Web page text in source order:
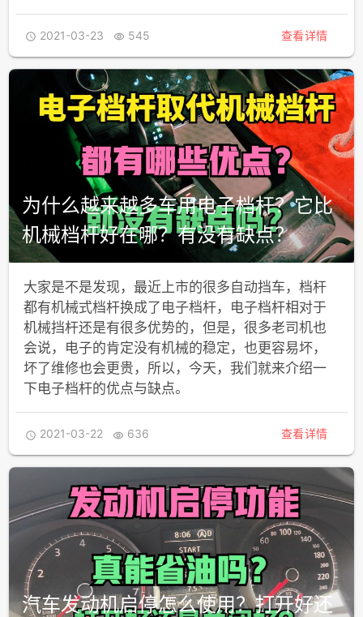
 2021-03-23  545 查看详情
为什么越来越多车用电子档杆？它比
机械档杆好在哪？有没有缺点？
大家是不是发现，最近上市的很多自动挡车，档杆
都有机械式档杆换成了电子档杆，电子档杆相对于
机械挡杆还是有很多优势的，但是，很多老司机也
会说，电子的肯定没有机械的稳定，也更容易坏，
坏了维修也会更贵，所以，今天，我们就来介绍一
下电子档杆的优点与缺点。
 2021-03-22  636 查看详情
汽车发动机启停怎么使用？打开好还